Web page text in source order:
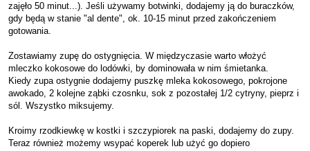
zajęło 50 minut...). Jeśli używamy botwinki, dodajemy ją do buraczków,
gdy będą w stanie "al dente", ok. 10-15 minut przed zakończeniem
gotowania.
Zostawiamy zupę do ostygnięcia. W międzyczasie warto włożyć
mleczko kokosowe do lodówki, by dominowała w nim śmietanka.
Kiedy zupa ostygnie dodajemy puszkę mleka kokosowego, pokrojone
awokado, 2 kolejne ząbki czosnku, sok z pozostałej 1/2 cytryny, pieprz i
sól. Wszystko miksujemy.
Kroimy rzodkiewkę w kostki i szczypiorek na paski, dodajemy do zupy.
Teraz również możemy wsypać koperek lub użyć go dopiero